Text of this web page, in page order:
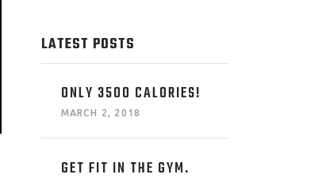
LATEST POSTS
ONLY 3500 CALORIES!
MARCH 2, 2018
GET FIT IN THE GYM.